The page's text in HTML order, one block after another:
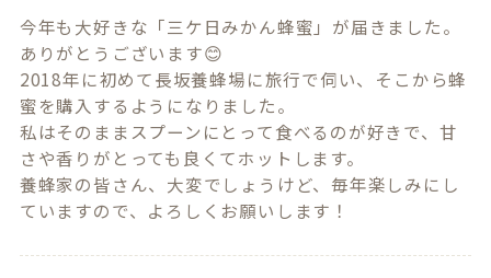
今年も大好きな「三ケ日みかん蜂蜜」が届きました。
ありがとうございます😊
2018年に初めて長坂養蜂場に旅行で伺い、そこから蜂
蜜を購入するようになりました。
私はそのままスプーンにとって食べるのが好きで、甘
さや香りがとっても良くてホットします。
養蜂家の皆さん、大変でしょうけど、毎年楽しみにし
ていますので、よろしくお願いします！